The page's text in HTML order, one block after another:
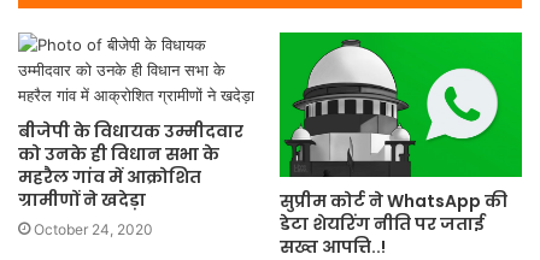
बीजेपी के विधायक उम्मीदवार
को उनके ही विधान सभा के
महरैल गांव में आक्रोशित
ग्रामीणों ने खदेड़ा
October 24, 2020
सुप्रीम कोर्ट ने WhatsApp की
डेटा शेयरिंग नीति पर जताई
सख्त आपत्ति..!